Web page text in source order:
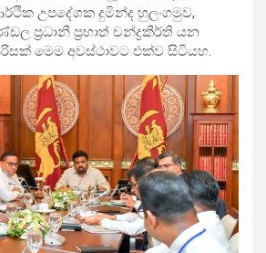
උපදේශක දුමින්ද හුලංගමුව,
ප්‍රධානී ප්‍රභාත් චන්ද්‍රකීර්ති යන
මෙම අවස්ථාවට එක්ව සිටියහ.